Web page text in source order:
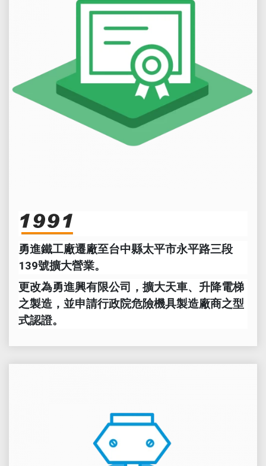
勇進鐵工廠遷廠至台中縣太平市永平路三段
139號擴大營業。
更改為勇進興有限公司，擴大天車、升降電梯
之製造，並申請行政院危險機具製造廠商之型
式認證。